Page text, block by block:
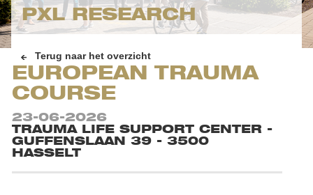
PXL RESEARCH
Terug naar het overzicht
EUROPEAN TRAUMA
COURSE
23-06-2026
TRAUMA LIFE SUPPORT CENTER -
GUFFENSLAAN 39 - 3500
HASSELT